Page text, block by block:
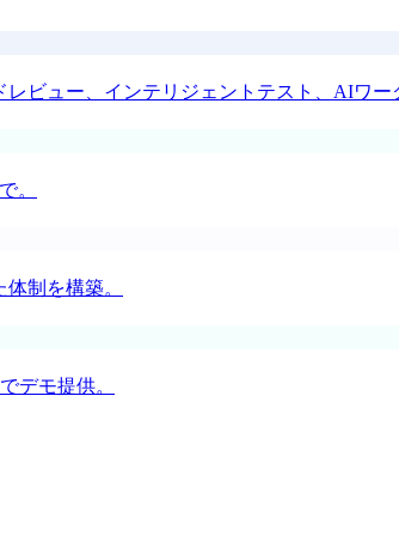
ビュー、インテリジェントテスト、AIワー
。
制を構築。
デモ提供。